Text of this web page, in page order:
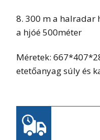
8. 300 m a halradar
a hjóé 500méter
Méretek:
etetőanyag súly és